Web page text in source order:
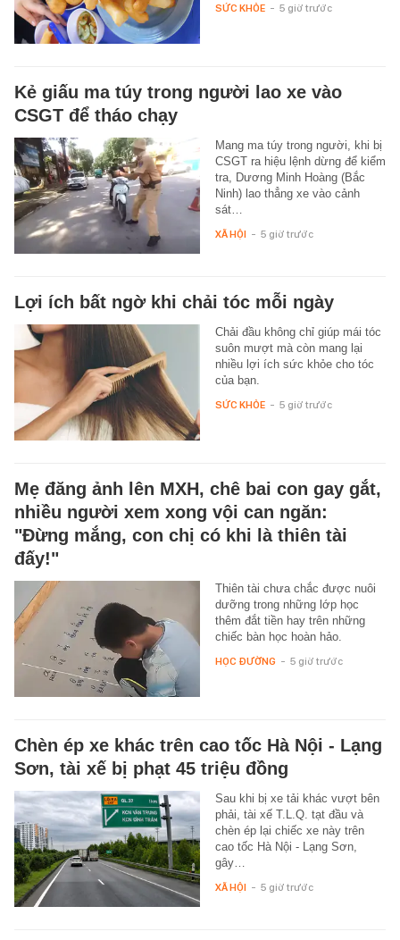
SỨC KHỎE - 5 giờ trước
Kẻ giấu ma túy trong người lao xe vào
CSGT để tháo chạy
Mang ma túy trong người, khi bị
CSGT ra hiệu lệnh dừng để kiểm
tra, Dương Minh Hoàng (Bắc
Ninh) lao thẳng xe vào cảnh
sát…
XÃ HỘI - 5 giờ trước
Lợi ích bất ngờ khi chải tóc mỗi ngày
Chải đầu không chỉ giúp mái tóc
suôn mượt mà còn mang lại
nhiều lợi ích sức khỏe cho tóc
của bạn.
SỨC KHỎE - 5 giờ trước
Mẹ đăng ảnh lên MXH, chê bai con gay gắt,
nhiều người xem xong vội can ngăn:
"Đừng mắng, con chị có khi là thiên tài
đấy!"
Thiên tài chưa chắc được nuôi
dưỡng trong những lớp học
thêm đắt tiền hay trên những
chiếc bàn học hoàn hảo.
HỌC ĐƯỜNG - 5 giờ trước
Chèn ép xe khác trên cao tốc Hà Nội - Lạng
Sơn, tài xế bị phạt 45 triệu đồng
Sau khi bị xe tải khác vượt bên
phải, tài xế T.L.Q. tạt đầu và
chèn ép lại chiếc xe này trên
cao tốc Hà Nội - Lạng Sơn,
gây…
XÃ HỘI - 5 giờ trước